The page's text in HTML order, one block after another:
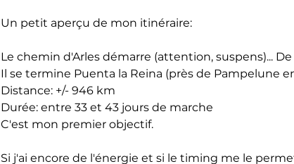
Un petit aperçu de mon itinéraire:
Le chemin d'Arles démarre (attention, suspens)... De
Il se termine Puenta la Reina (près de Pampelune
Distance: +/- 946 km
Durée: entre 33 et 43 jours de marche
C'est mon premier objectif.
Si j'ai encore de l'énergie et si le timing me le